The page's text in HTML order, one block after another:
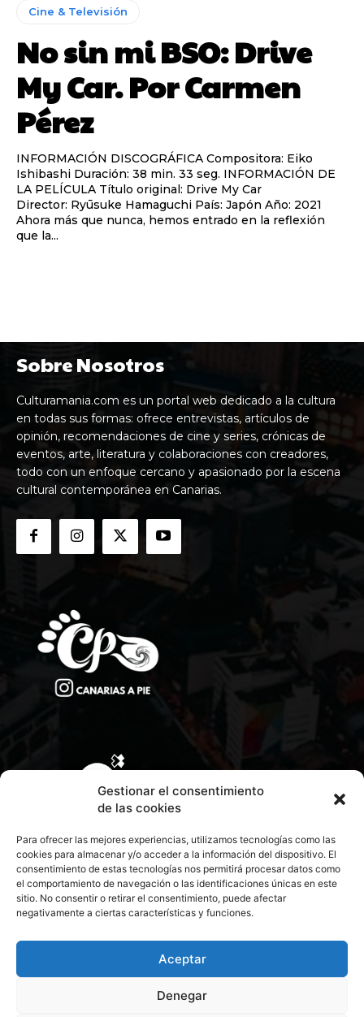
Gestionar el consentimiento
de las cookies
Para ofrecer las mejores experiencias, utilizamos tecnologías como las
cookies para almacenar y/o acceder a la información del dispositivo. El
consentimiento de estas tecnologías nos permitirá procesar datos como
el comportamiento de navegación o las identificaciones únicas en este
sitio. No consentir o retirar el consentimiento, puede afectar
negativamente a ciertas características y funciones.
Aceptar
Denegar
Cine & Televisión
No sin mi BSO: Drive
My Car. Por Carmen
Pérez
INFORMACIÓN DISCOGRÁFICA Compositora: Eiko
Ishibashi Duración: 38 min. 33 seg. INFORMACIÓN DE
LA PELÍCULA Título original: Drive My Car
Director: Ryūsuke Hamaguchi País: Japón Año: 2021
Ahora más que nunca, hemos entrado en la reflexión
que la...
Sobre Nosotros
Culturamania.com es un portal web dedicado a la cultura
en todas sus formas: ofrece entrevistas, artículos de
opinión, recomendaciones de cine y series, crónicas de
eventos, arte, literatura y colaboraciones con creadores,
todo con un enfoque cercano y apasionado por la escena
cultural contemporánea en Canarias.
CONTACTA CON NOSOTROS